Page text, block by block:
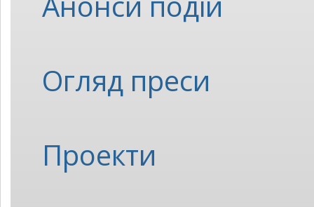
Огляд преси
Проекти